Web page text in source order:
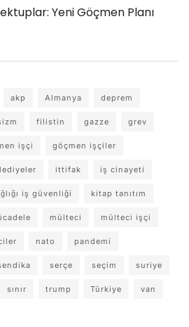
Yeni Göçmen Planı
akp Almanya deprem
filistin gazze grev
işçi göçmen işçiler
ittifak iş cinayeti
iş güvenliği kitap tanıtım
mülteci mülteci işçi
nato pandemi
serçe seçim suriye
sınır trump Türkiye van